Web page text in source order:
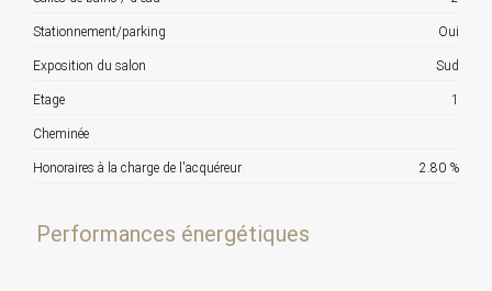
Stationnement/parking Oui
Exposition du salon Sud
Etage 1
Cheminée
Honoraires à la charge de l'acquéreur 2.80 %
Performances énergétiques